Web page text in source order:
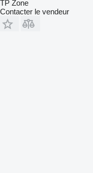
TP Zone
Contacter le vendeur